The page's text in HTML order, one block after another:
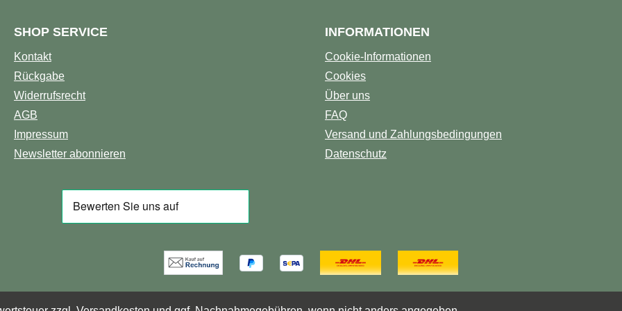
SHOP SERVICE
Kontakt
Rückgabe
Widerrufsrecht
AGB
Impressum
Newsletter abonnieren
INFORMATIONEN
Cookie-Informationen
Cookies
Über uns
FAQ
Versand und Zahlungsbedingungen
Datenschutz